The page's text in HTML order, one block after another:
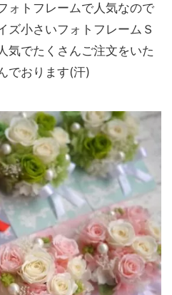
ォトフレームで人気なので
ズ小さいフォトフレームＳ
気でたくさんご注文をいた
でおります(汗)